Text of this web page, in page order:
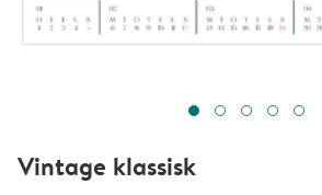
Vintage klassisk